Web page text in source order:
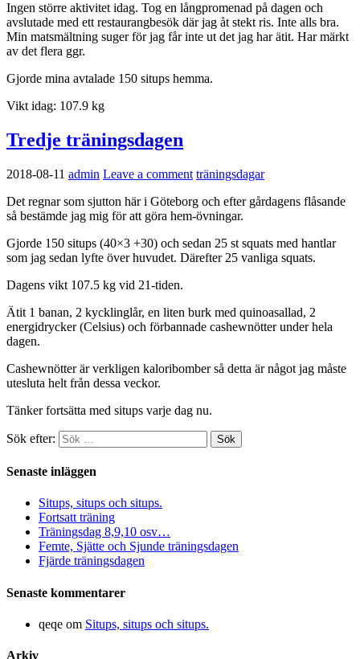
Ingen större aktivitet idag. Tog en långpromenad på dagen och
avslutade med ett restaurangbesök där jag åt stekt ris. Inte alls bra.
Min matsmältning suger för jag får inte ut det jag har ätit. Har märkt
av det flera ggr.
Gjorde mina avtalade 150 situps hemma.
Vikt idag: 107.9 kg
Tredje träningsdagen
2018-08-11 admin Leave a comment träningsdagar
Det regnar som sjutton här i Göteborg och efter gårdagens flåsande
så bestämde jag mig för att göra hem-övningar.
Gjorde 150 situps (40×3 +30) och sedan 25 st squats med hantlar
som jag sedan lyfte över huvudet. Därefter 25 vanliga squats.
Dagens vikt 107.5 kg vid 21-tiden.
Ätit 1 banan, 2 kycklinglår, en liten burk med quinoasallad, 2
energidrycker (Celsius) och förbannade cashewnötter under hela
dagen.
Cashewnötter är verkligen kaloribomber så detta är något jag måste
utesluta helt från dessa veckor.
Tänker fortsätta med situps varje dag nu.
Sök efter:
Senaste inläggen
Situps, situps och situps.
Fortsatt träning
Träningsdag 8,9,10 osv…
Femte, Sjätte och Sjunde träningsdagen
Fjärde träningsdagen
Senaste kommentarer
qeqe om Situps, situps och situps.
Arkiv